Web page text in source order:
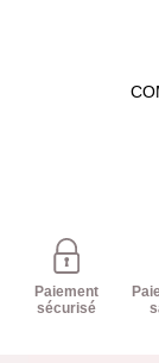
Paiement
sécurisé